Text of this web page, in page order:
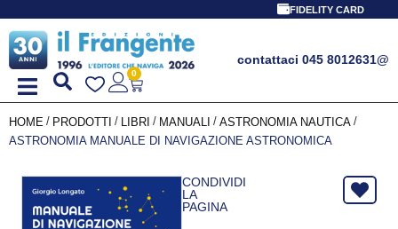
FIDELITY CARD
contattaci 045 8012631@
0
HOME / PRODOTTI / LIBRI / MANUALI / ASTRONOMIA NAUTICA /
ASTRONOMIA MANUALE DI NAVIGAZIONE ASTRONOMICA
CONDIVIDI
LA
PAGINA